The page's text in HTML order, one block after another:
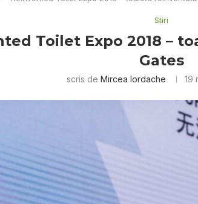
Stiri
Toilet Expo 2018 –
Gates
scris de Mircea Iordache 19